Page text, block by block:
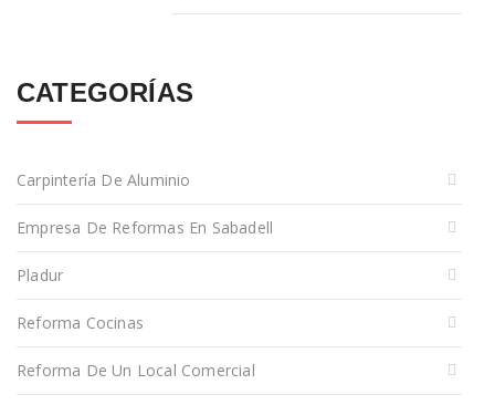
CATEGORÍAS
Carpintería De Aluminio
Empresa De Reformas En Sabadell
Pladur
Reforma Cocinas
Reforma De Un Local Comercial